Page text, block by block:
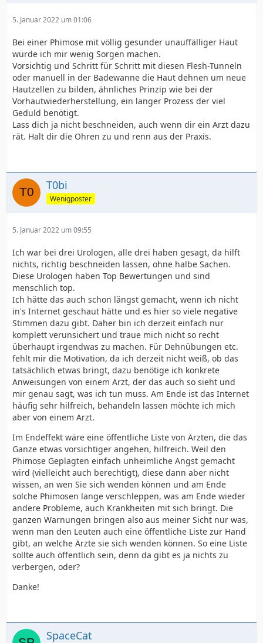
5. Januar 2022 um 01:06
Bei einer Phimose mit völlig gesunder unauffälliger Haut
würde ich mir wenig Sorgen machen.
Vorsichtig und Schritt für Schritt mit diesen Flesh-Tunneln
oder manuell in der Badewanne die Haut dehnen um neue
Hautzellen zu bilden, ähnliches Prinzip wie bei der
Vorhautwiederherstellung, ein langer Prozess der viel
Geduld benötigt.
Lass dich ja nicht beschneiden, auch wenn dir ein Arzt dazu
rät. Halt dir die Ohren zu und renn aus der Praxis.
T0bi
Wenigposter
5. Januar 2022 um 09:55
Ich war bei drei Urologen, alle drei haben gesagt, da hilft
nichts, richtig beschneiden lassen, ohne halbe Sachen.
Diese Urologen haben Top Bewertungen und sind
menschlich top.
Ich hätte das auch schon längst gemacht, wenn ich nicht
in's Internet geschaut hätte und es hier so viele negative
Stimmen dazu gibt. Daher bin ich derzeit einfach nur
komplett verunsichert und traue mich nicht so recht
überhaupt irgendwas zu machen. Für Dehnübungen etc.
fehlt mir die Motivation, da ich derzeit nicht weiß, ob das
tatsächlich etwas bringt, dazu benötige ich konkrete
Anweisungen von einem Arzt, der das auch so sieht und
mir genau sagt, was ich tun muss. Am Ende ist das Internet
häufig sehr hilfreich, behandeln lassen möchte ich mich
aber von einem Arzt.
Im Endeffekt wäre eine öffentliche Liste von Ärzten, die das
Ganze etwas vorsichtiger angehen, hilfreich. Weil den
Phimose Geplagten einfach unheimliche Angst gemacht
wird (vielleicht auch berechtigt), diese dann aber nicht
wissen, an wen Sie sich wenden können und am Ende
solche Phimosen lange verschleppen, was am Ende wieder
andere Probleme, auch Krankheiten mit sich bringt. Die
ganzen Warnungen bringen also aus meiner Sicht nur was,
wenn man den Leuten auch eine öffentliche Liste zur Hand
gibt, an welche Ärzte sie sich wenden können. So eine Liste
sollte auch öffentlich sein, denn da gibt es ja nichts zu
verbergen, oder?
Danke!
SpaceCat